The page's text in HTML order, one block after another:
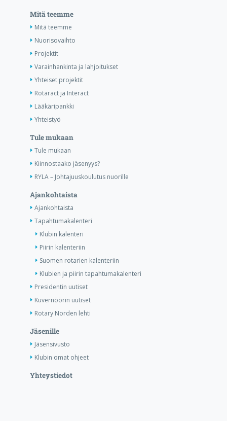
Mitä teemme
Mitä teemme
Nuorisovaihto
Projektit
Varainhankinta ja lahjoitukset
Yhteiset projektit
Rotaract ja Interact
Lääkäripankki
Yhteistyö
Tule mukaan
Tule mukaan
Kiinnostaako jäsenyys?
RYLA – Johtajuuskoulutus nuorille
Ajankohtaista
Ajankohtaista
Tapahtumakalenteri
Klubin kalenteri
Piirin kalenteriin
Suomen rotarien kalenteriin
Klubien ja piirin tapahtumakalenteri
Presidentin uutiset
Kuvernöörin uutiset
Rotary Norden lehti
Jäsenille
Jäsensivusto
Klubin omat ohjeet
Yhteystiedot